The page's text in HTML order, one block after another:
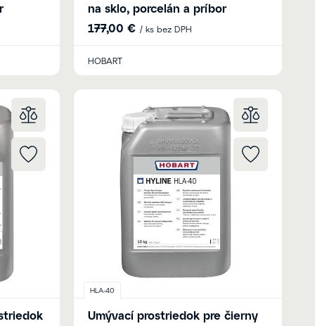
na sklo, porcelán a príbor
177,00 € / ks bez DPH
HOBART
HLA-40
Umývací prostriedok pre čierny